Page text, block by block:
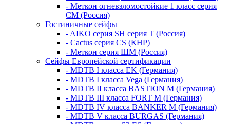
- Меткон огневзломостойкие 1 класс серия
СМ (Россия)
Гостиничные сейфы
- AIKO серия SH серия Т (Россия)
- Cactus серия CS (КНР)
- Меткон серия ШМ (Россия)
Сейфы Европейской сертификации
- MDTB I класса EK (Германия)
- MDTB I класса Vega (Германия)
- MDTB II класса BASTION M (Германия)
- MDTB III класса FORT M (Германия)
- MDTB IV класса BANKER M (Германия)
- MDTB V класса BURGAS (Германия)